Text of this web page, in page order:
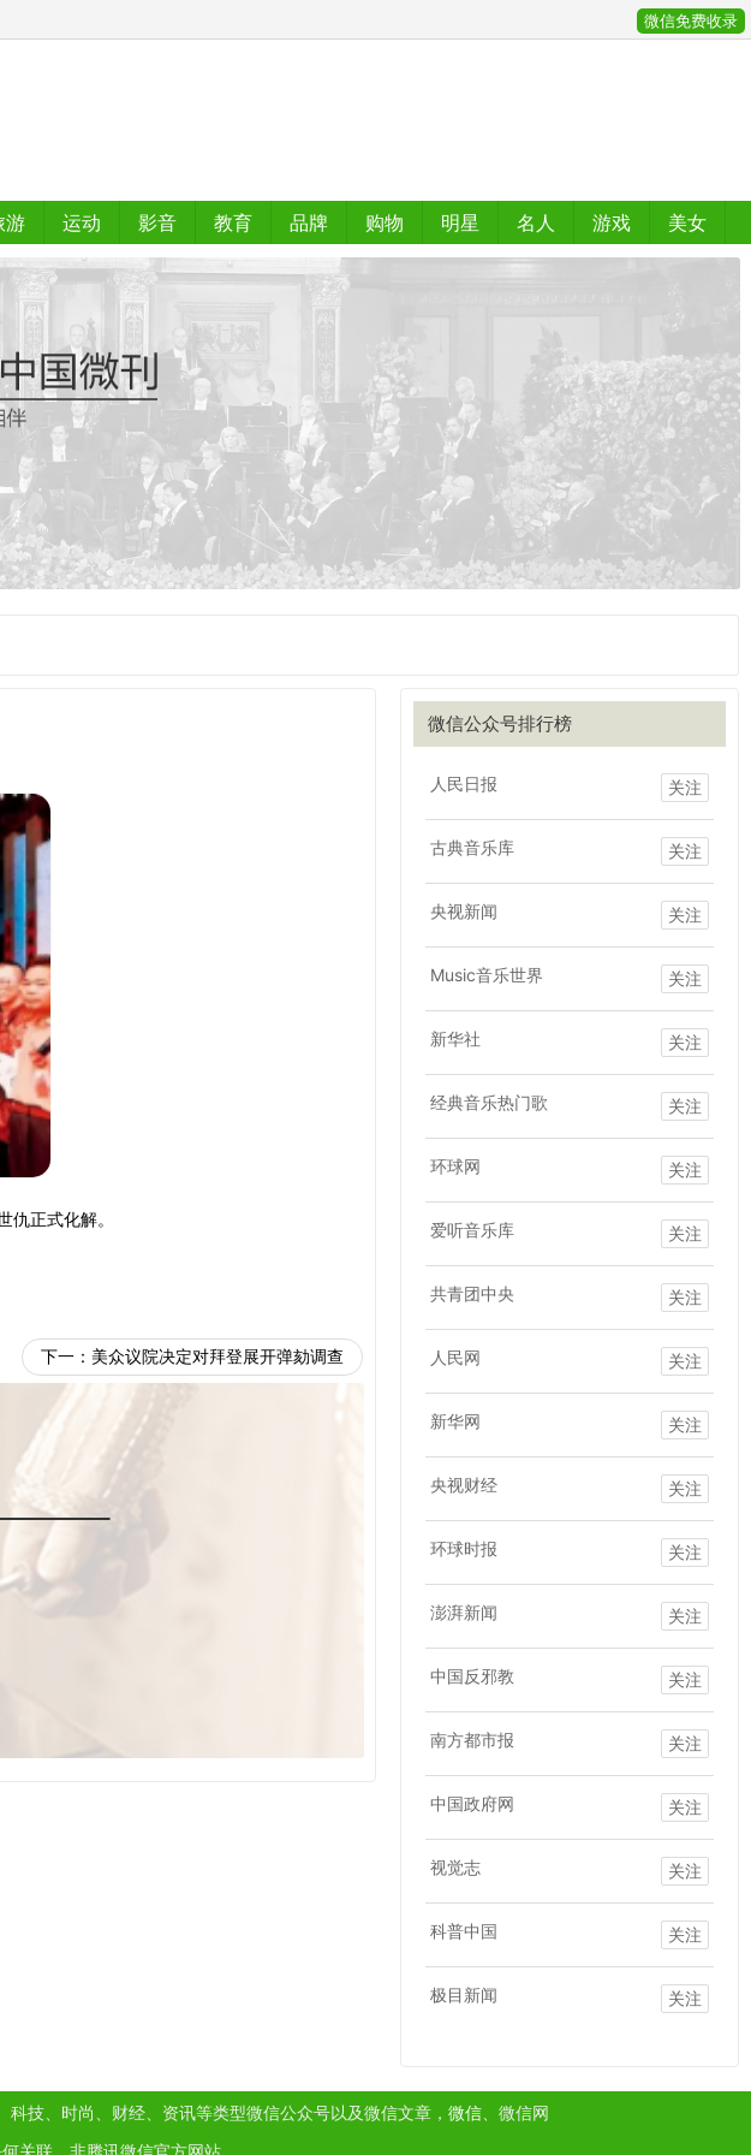
微信免费收录
游 运动 影音 教育 品牌 购物 明星 名人 游戏
美女
微信公众号排行榜
人民日报 关注
古典音乐库 关注
央视新闻 关注
Music音乐世界 关注
新华社 关注
经典音乐热门歌 关注
环球网 关注
爱听音乐库 关注
共青团中央 关注
人民网 关注
新华网 关注
央视财经 关注
环球时报 关注
澎湃新闻 关注
中国反邪教 关注
南方都市报 关注
中国政府网 关注
视觉志 关注
科普中国 关注
极目新闻 关注
正式化解。
下一： 美众议院决定对拜登展开弹劾调查
科技、时尚、财经、资讯等类型微信公众号以及微信文章， 微信 、微信网
关联，非腾讯微信官方网站。